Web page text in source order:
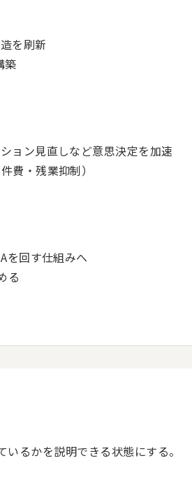
を刷新
築
ョン見直しなど意思決定を加速
費・残業抑制）
を回す仕組みへ
る
るかを説明できる状態にする。